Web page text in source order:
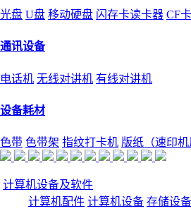
光盘 U盘 移动硬盘 闪存卡读卡器 CF卡
通讯设备
电话机 无线对讲机 有线对讲机
设备耗材
色带 色带架 指纹打卡机 版纸（速印机
计算机设备及软件
计算机配件 计算机设备 存储设备